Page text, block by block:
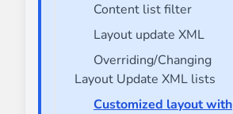
Content list filter
Layout update XML
Overriding/Changing
Layout Update XML lists
Customized layout with